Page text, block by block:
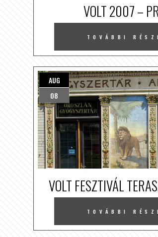
VOLT 2007 –
TOVÁBBI
AUG
08
VOLT FESZTIVÁL
TOVÁBBI